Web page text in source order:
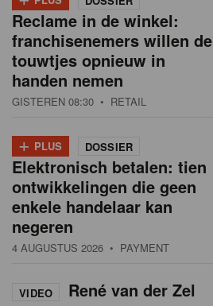
Reclame in de winkel:
franchisenemers willen de
touwtjes opnieuw in
handen nemen
GISTEREN 08:30 • RETAIL
+ PLUS DOSSIER
Elektronisch betalen: tien
ontwikkelingen die geen
enkele handelaar kan
negeren
4 AUGUSTUS 2026 • PAYMENT
VIDEO
René van der Zel